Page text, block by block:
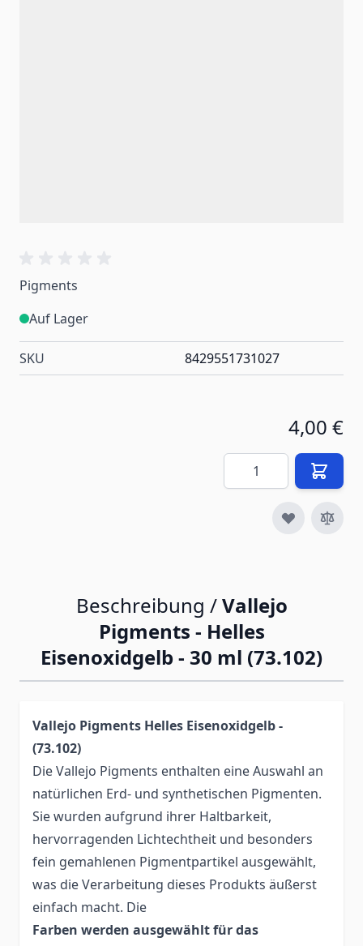
Pigments
Auf Lager
SKU 8429551731027
4,00 €
Menge
Beschreibung /Vallejo
Pigments - Helles
Eisenoxidgelb - 30 ml (73.102)
Vallejo Pigments Helles Eisenoxidgelb -
(73.102)
Die Vallejo Pigments enthalten eine Auswahl an
natürlichen Erd- und synthetischen Pigmenten.
Sie wurden aufgrund ihrer Haltbarkeit,
hervorragenden Lichtechtheit und besonders
fein gemahlenen Pigmentpartikel ausgewählt,
was die Verarbeitung dieses Produkts äußerst
einfach macht. Die
Farben werden ausgewählt für das